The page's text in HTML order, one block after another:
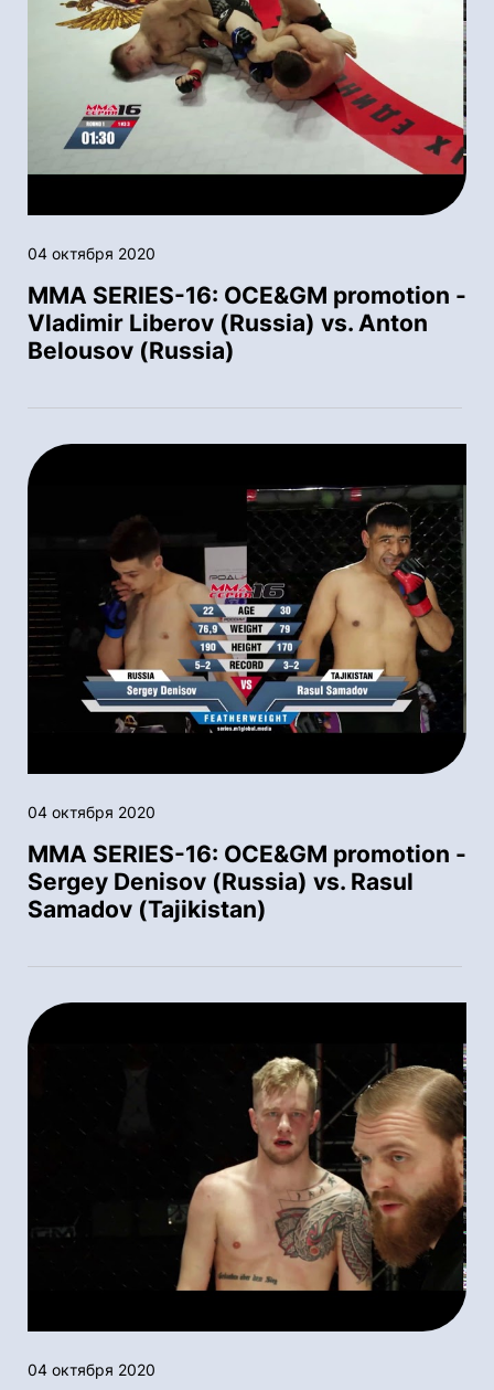
04 октября 2020
MMA SERIES-16: OСE&GM promotion -
Vladimir Liberov (Russia) vs. Anton
Belousov (Russia)
04 октября 2020
MMA SERIES-16: OСE&GM promotion -
Sergey Denisov (Russia) vs. Rasul
Samadov (Tajikistan)
04 октября 2020